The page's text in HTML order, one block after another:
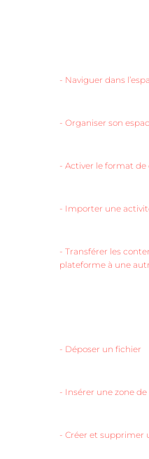
- Naviguer dans
- Organiser son
- Activer le format de
- Importer une
- Transférer les
plateforme à une
- Déposer un fichier
- Insérer une zone
- Créer et supprimer